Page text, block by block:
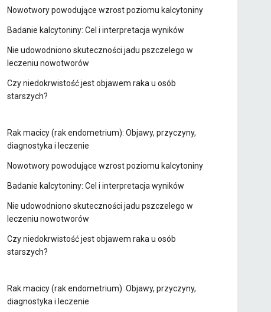
Nowotwory powodujące wzrost poziomu kalcytoniny
Badanie kalcytoniny: Cel i interpretacja wyników
Nie udowodniono skuteczności jadu pszczelego w
leczeniu nowotworów
Czy niedokrwistość jest objawem raka u osób
starszych?
Rak macicy (rak endometrium): Objawy, przyczyny,
diagnostyka i leczenie
Nowotwory powodujące wzrost poziomu kalcytoniny
Badanie kalcytoniny: Cel i interpretacja wyników
Nie udowodniono skuteczności jadu pszczelego w
leczeniu nowotworów
Czy niedokrwistość jest objawem raka u osób
starszych?
Rak macicy (rak endometrium): Objawy, przyczyny,
diagnostyka i leczenie